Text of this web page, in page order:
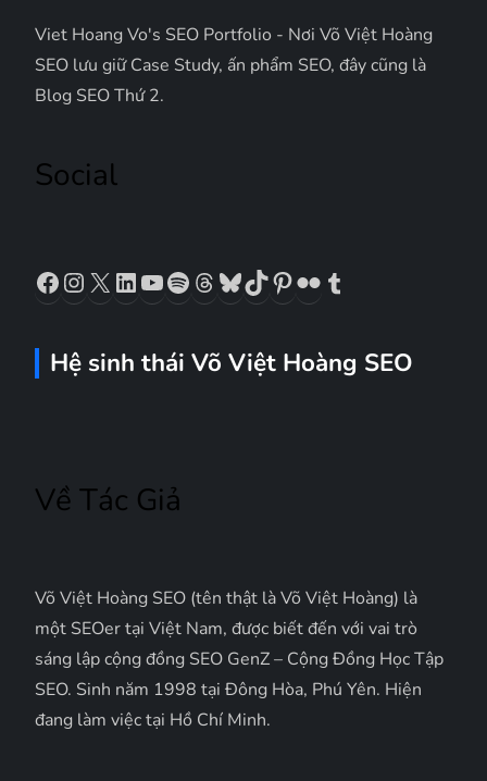
g
b
i
i
t
Viet Hoang Vo's SEO Portfolio - Nơi Võ Việt Hoàng
SEO lưu giữ Case Study, ấn phẩm SEO, đây cũng là
Blog SEO Thứ 2.
Social
Facebook
Instagram
X LinkedIn
YouTube
Spotify
Threads
Bluesky
TikTok
Pinterest
Flickr
Hệ sinh thái Võ Việt Hoàng SEO
Về Tác Giả
Võ Việt Hoàng SEO (tên thật là Võ Việt Hoàng) là
một SEOer tại Việt Nam, được biết đến với vai trò
sáng lập cộng đồng SEO GenZ – Cộng Đồng Học Tập
SEO. Sinh năm 1998 tại Đông Hòa, Phú Yên. Hiện
đang làm việc tại Hồ Chí Minh.